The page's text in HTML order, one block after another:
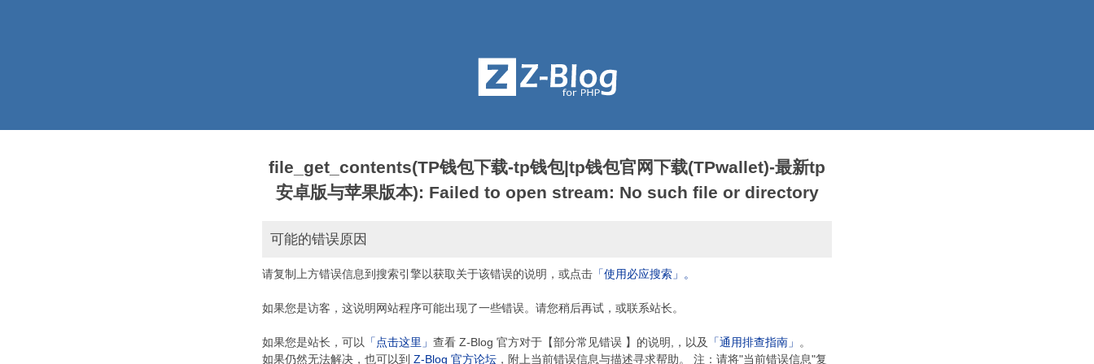
file_get_contents(TP钱包下载-tp钱包|tp钱包官网下载(TPwallet)-最新tp
安卓版与苹果版本): Failed to open stream: No such file or directory
可能的错误原因
请复制上方错误信息到搜索引擎以获取关于该错误的说明，或点击 「使用必应搜索」。
如果您是访客，这说明网站程序可能出现了一些错误。请您稍后再试，或联系站长。
如果您是站长，可以 「点击这里」 查看 Z-Blog 官方对于【部分常见错误 】的说明,，以及 「通用排查指南」
。
如果仍然无法解决，也可以到 Z-Blog 官方论坛 ，附上当前错误信息与描述寻求帮助。 注：请将"当前错误信息"复